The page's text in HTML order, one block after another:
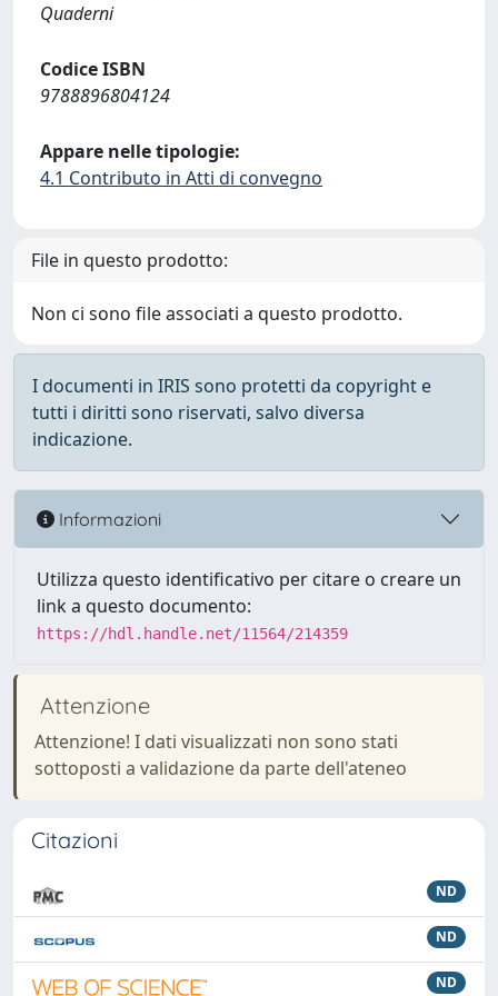
Quaderni
Codice ISBN
9788896804124
Appare nelle tipologie:
4.1 Contributo in Atti di convegno
File in questo prodotto:
Non ci sono file associati a questo prodotto.
I documenti in IRIS sono protetti da copyright e
tutti i diritti sono riservati, salvo diversa
indicazione.
Informazioni
Utilizza questo identificativo per citare o creare un
link a questo documento:
https://hdl.handle.net/11564/214359
Attenzione
Attenzione! I dati visualizzati non sono stati
sottoposti a validazione da parte dell'ateneo
Citazioni
ND
ND
ND